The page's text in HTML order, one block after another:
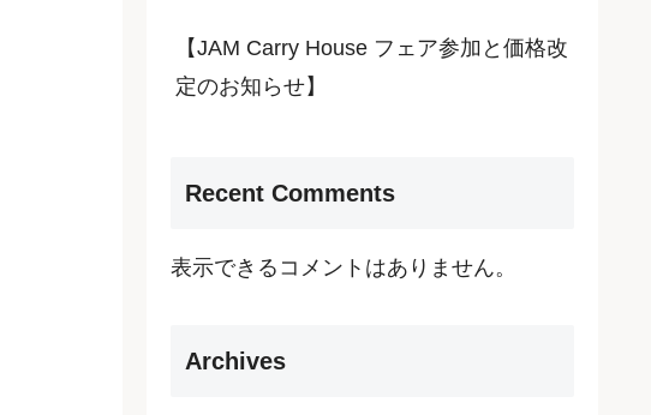
【JAM Carry House フェア参加と価格改
定のお知らせ】
Recent Comments
表示できるコメントはありません。
Archives